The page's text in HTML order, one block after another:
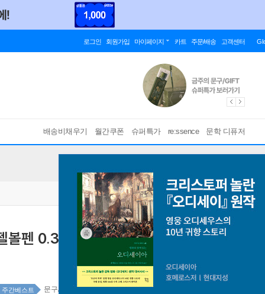
로그인 회원가입 마이페이지 카트 주문/배송 고객센터
배송비채우기 월간쿠폰 슈퍼특가 re:ssence 문학 디퓨저
볼펜 0.3/0.7mm [ 제브라 베스트셀러, 부드럽고 진한 젤볼
주간베스트 문구/GIFT종합 3위 디자인문구 2위